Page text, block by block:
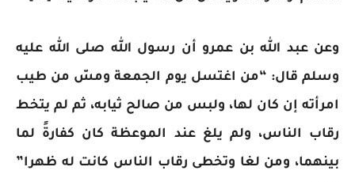
وعن عبد الله بن عمرو أن رسول الله صلى الله عليه
وسلم قال: “من اغتسل يوم الجمعة ومسّ من طيب
امرأته إن كان لها، ولبس من صالح ثيابه، ثم لم يتخط
رقاب الناس، ولم يلغ عند الموعظة كان كفارةً لما
بينهما، ومن لغا وتخطى رقاب الناس كانت له ظهرا”